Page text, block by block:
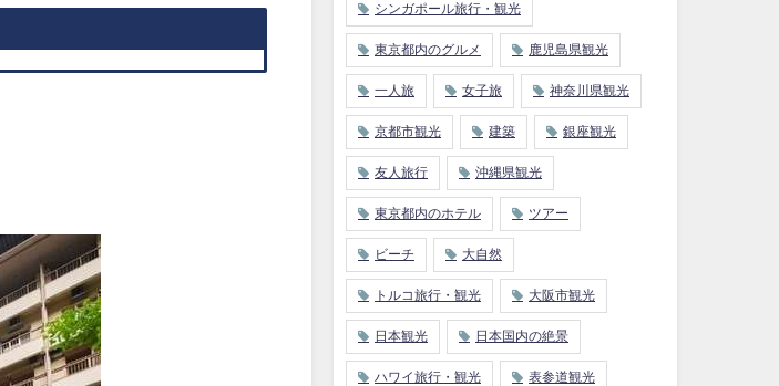
シンガポール旅行・観光
東京都内のグルメ 鹿児島県観光
一人旅 女子旅 神奈川県観光
京都市観光 建築 銀座観光
友人旅行 沖縄県観光
東京都内のホテル ツアー
ビーチ 大自然
トルコ旅行・観光 大阪市観光
日本観光 日本国内の絶景
ハワイ旅行・観光 表参道観光